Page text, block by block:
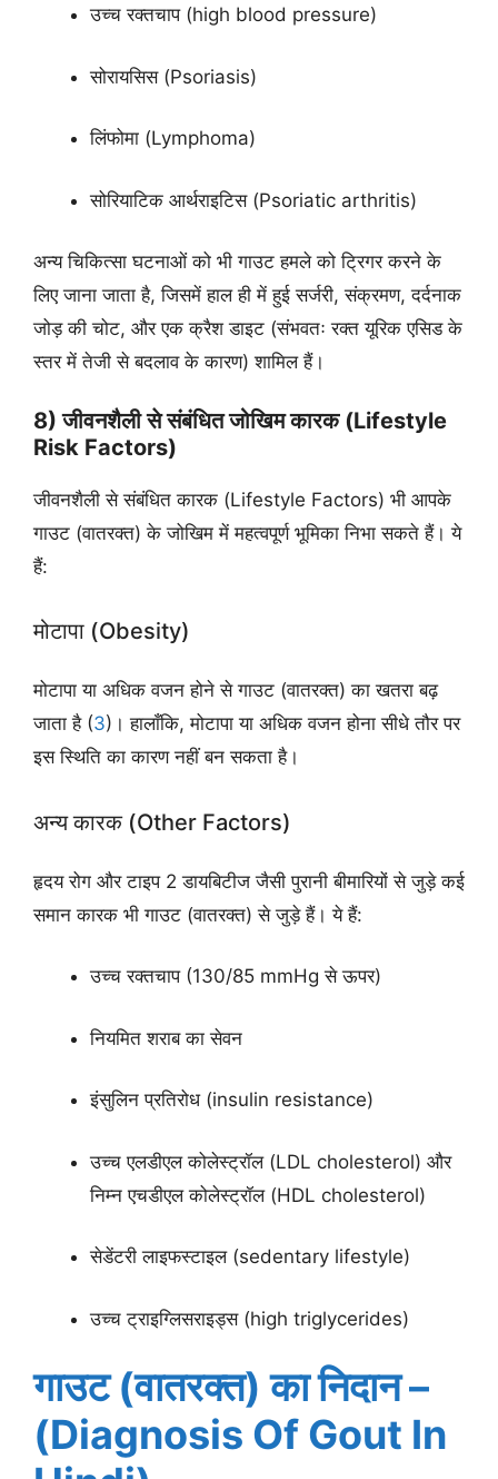
उच्च रक्तचाप (high blood pressure)
सोरायसिस (Psoriasis)
लिंफोमा (Lymphoma)
सोरियाटिक आर्थराइटिस (Psoriatic arthritis)
अन्य चिकित्सा घटनाओं को भी गाउट हमले को ट्रिगर करने के
लिए जाना जाता है, जिसमें हाल ही में हुई सर्जरी, संक्रमण, दर्दनाक
जोड़ की चोट, और एक क्रैश डाइट (संभवतः रक्त यूरिक एसिड के
स्तर में तेजी से बदलाव के कारण) शामिल हैं।
8) जीवनशैली से संबंधित जोखिम कारक (Lifestyle
Risk Factors)
जीवनशैली से संबंधित कारक (Lifestyle Factors) भी आपके
गाउट (वातरक्त) के जोखिम में महत्वपूर्ण भूमिका निभा सकते हैं। ये
हैं:
मोटापा (Obesity)
मोटापा या अधिक वजन होने से गाउट (वातरक्त) का खतरा बढ़
जाता है (3)। हालाँकि, मोटापा या अधिक वजन होना सीधे तौर पर
इस स्थिति का कारण नहीं बन सकता है।
अन्य कारक (Other Factors)
हृदय रोग और टाइप 2 डायबिटीज जैसी पुरानी बीमारियों से जुड़े कई
समान कारक भी गाउट (वातरक्त) से जुड़े हैं। ये हैं:
उच्च रक्तचाप (130/85 mmHg से ऊपर)
नियमित शराब का सेवन
इंसुलिन प्रतिरोध (insulin resistance)
उच्च एलडीएल कोलेस्ट्रॉल (LDL cholesterol) और
निम्न एचडीएल कोलेस्ट्रॉल (HDL cholesterol)
सेडेंटरी लाइफस्टाइल (sedentary lifestyle)
उच्च ट्राइग्लिसराइड्स (high triglycerides)
गाउट (वातरक्त) का निदान –
(Diagnosis Of Gout In